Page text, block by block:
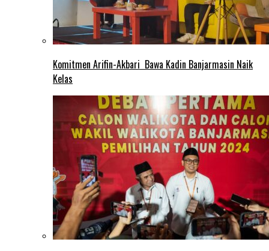
Komitmen Arifin-Akbari Bawa Kadin Banjarmasin Naik
Kelas